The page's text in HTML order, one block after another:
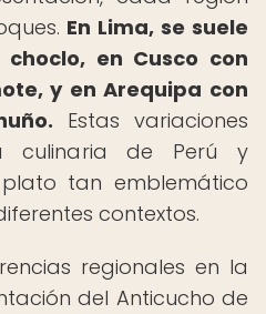
En Lima, se suele
en Cusco con
y en Arequipa con
Estas variaciones
culinaria de Perú y
tan emblemático
contextos.
regionales en la
del Anticucho de